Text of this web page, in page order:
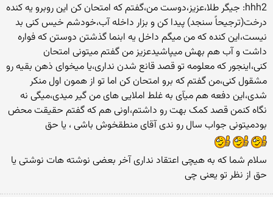
hhh2: جيگر طلا،عزيز،دوست من،گفتم که امتحان کن اين روبرو يه کنده
درخت(ترجيحاً سنجد) پيدا کن و بزار داخله آب،خودشم خيس کنی بد
نيست،اين کنده که من ميگم داخل يه ابنما گذشتن دوستن که فواره
داشت و آب هم بهش ميپاشيدعزيز من گفتم ميتونی امتحان
کنی،اينجور که معلومه تو قصد قانع شدن نداری،يا ميخوای ذهن بقيه رو
مشقول کنی،من گفتم که برو امتحان کن اما تو از همون اول منکر
شدی،اين دفعه هم ميآی به غلط املايی های من گير ميدی،ميگی نه
نگاه کنمن قصد کمک بهت رو داشتم،اونی هم که گفتم حقيقت محض
بودميتونی جواب سال رو ندی آقای منطقخوش باشی ، يا حق
سلام شما که به هیچی اعتقاد نداری آخر بعضی نوشته هات نوشتی یا
حق از نظر تو یعنی چی